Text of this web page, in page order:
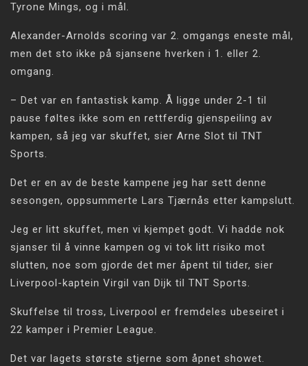
Tyrone Mings, og i mål.
Alexander-Arnolds scoring var 2. omgangs eneste mål,
men det sto ikke på sjansene hverken i 1. eller 2.
omgang.
– Det var en fantastisk kamp. Å ligge under 2-1 til
pause føltes ikke som en rettferdig gjenspeiling av
kampen, så jeg var skuffet, sier Arne Slot til TNT
Sports.
Det er en av de beste kampene jeg har sett denne
sesongen, oppsummerte Lars Tjærnås etter kampslutt.
Jeg er litt skuffet, men vi kjempet godt. Vi hadde nok
sjanser til å vinne kampen og vi tok litt risiko mot
slutten, noe som gjorde det mer åpent til tider, sier
Liverpool-kaptein Virgil van Dijk til TNT Sports.
Skuffelse til tross, Liverpool er fremdeles ubeseiret i
22 kamper i Premier League.
Det var lagets største stjerne som åpnet showet.